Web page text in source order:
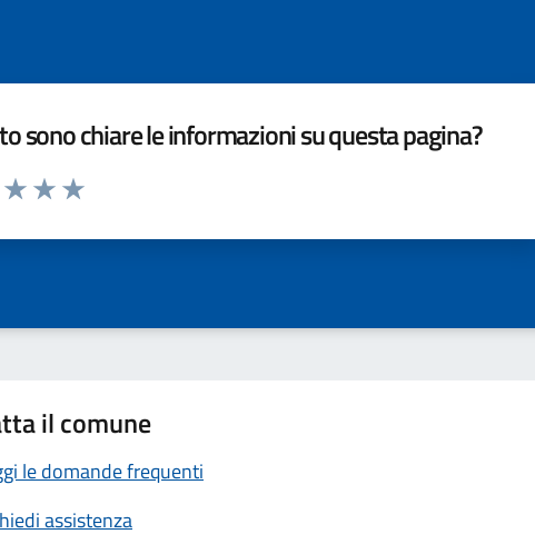
sono chiare le informazioni su questa pagina?
1 a 5 stelle la pagina
il comune
le domande frequenti
assistenza